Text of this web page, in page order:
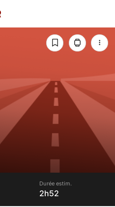
Durée estim.
2h52